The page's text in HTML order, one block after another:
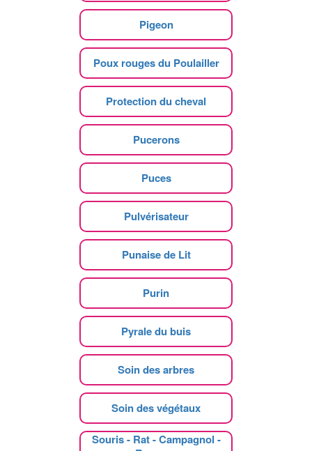
Pigeon
Poux rouges du Poulailler
Protection du cheval
Pucerons
Puces
Pulvérisateur
Punaise de Lit
Purin
Pyrale du buis
Soin des arbres
Soin des végétaux
Souris - Rat - Campagnol -